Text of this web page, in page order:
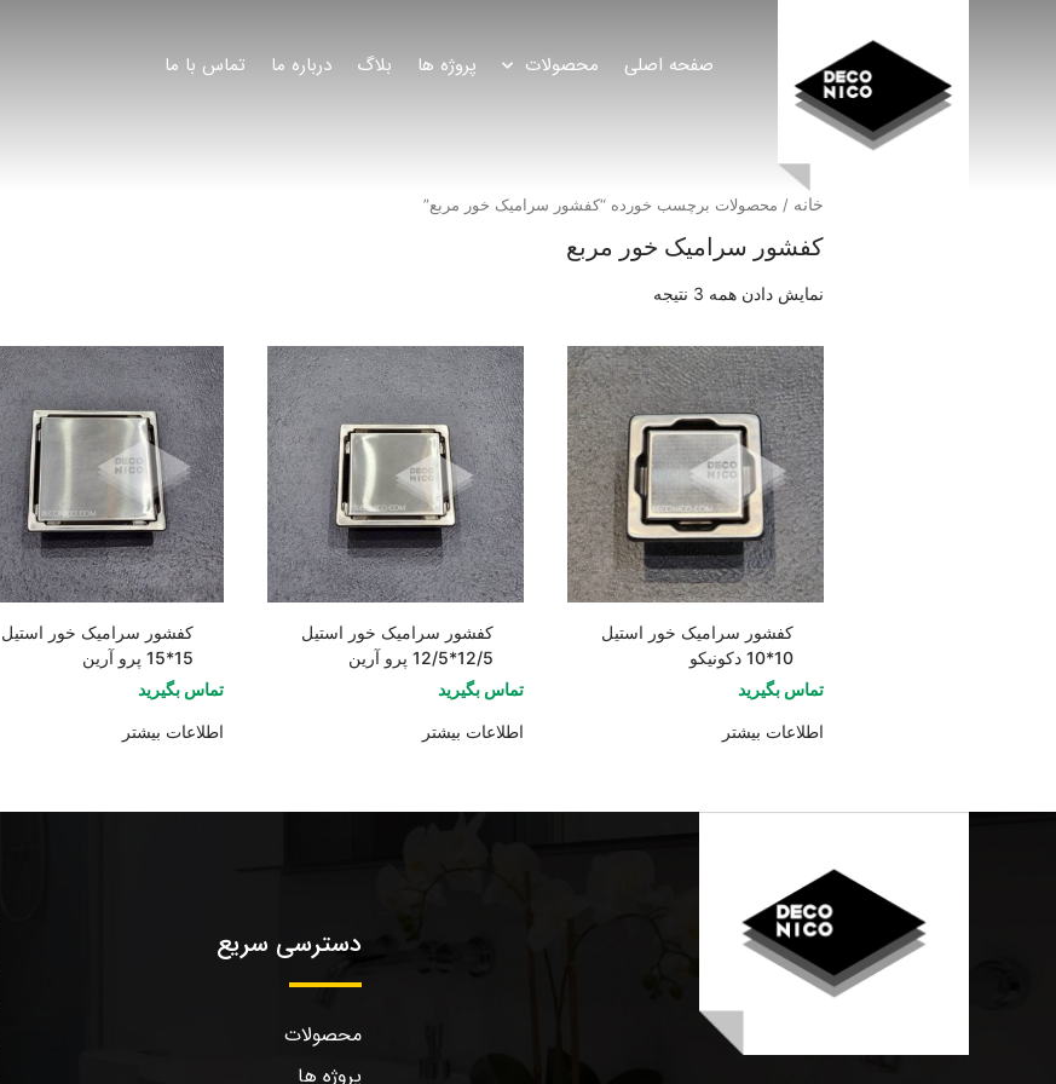
صفحه اصلی محصولات پروژه ها بلاگ درباره ما تماس با ما
خانه / محصولات برچسب خورده “کفشور سرامیک خور مربع”
کفشور سرامیک خور مربع
نمایش دادن همه 3 نتیجه
کفشور سرامیک خور استیل
10*10 دکونیکو
تماس بگیرید
اطلاعات بیشتر
کفشور سرامیک خور استیل
12/5*12/5 پرو آرین
تماس بگیرید
اطلاعات بیشتر
کفشور سرامیک خور استیل
15*15 پرو آرین
تماس بگیرید
اطلاعات بیشتر
دسترسی سریع
محصولات
پروژه ها